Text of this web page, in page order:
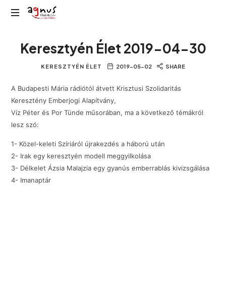
Agnus
közösségi
rádiója
Keresztyén Élet 2019-04-30
KERESZTYÉN ÉLET 2019-05-02 SHARE
A Budapesti Mária rádiótól átvett Krisztusi Szolidaritás
Keresztény Emberjogi Alapítvány,
Víz Péter és Por Tünde műsorában, ma a következő témákról
lesz szó:
1- Közel-keleti Szíriáról újrakezdés a háború után
2- Irak egy keresztyén modell meggyilkolása
3- Délkelet Ázsia Malajzia egy gyanús emberrablás kivizsgálása
4- Imanaptár